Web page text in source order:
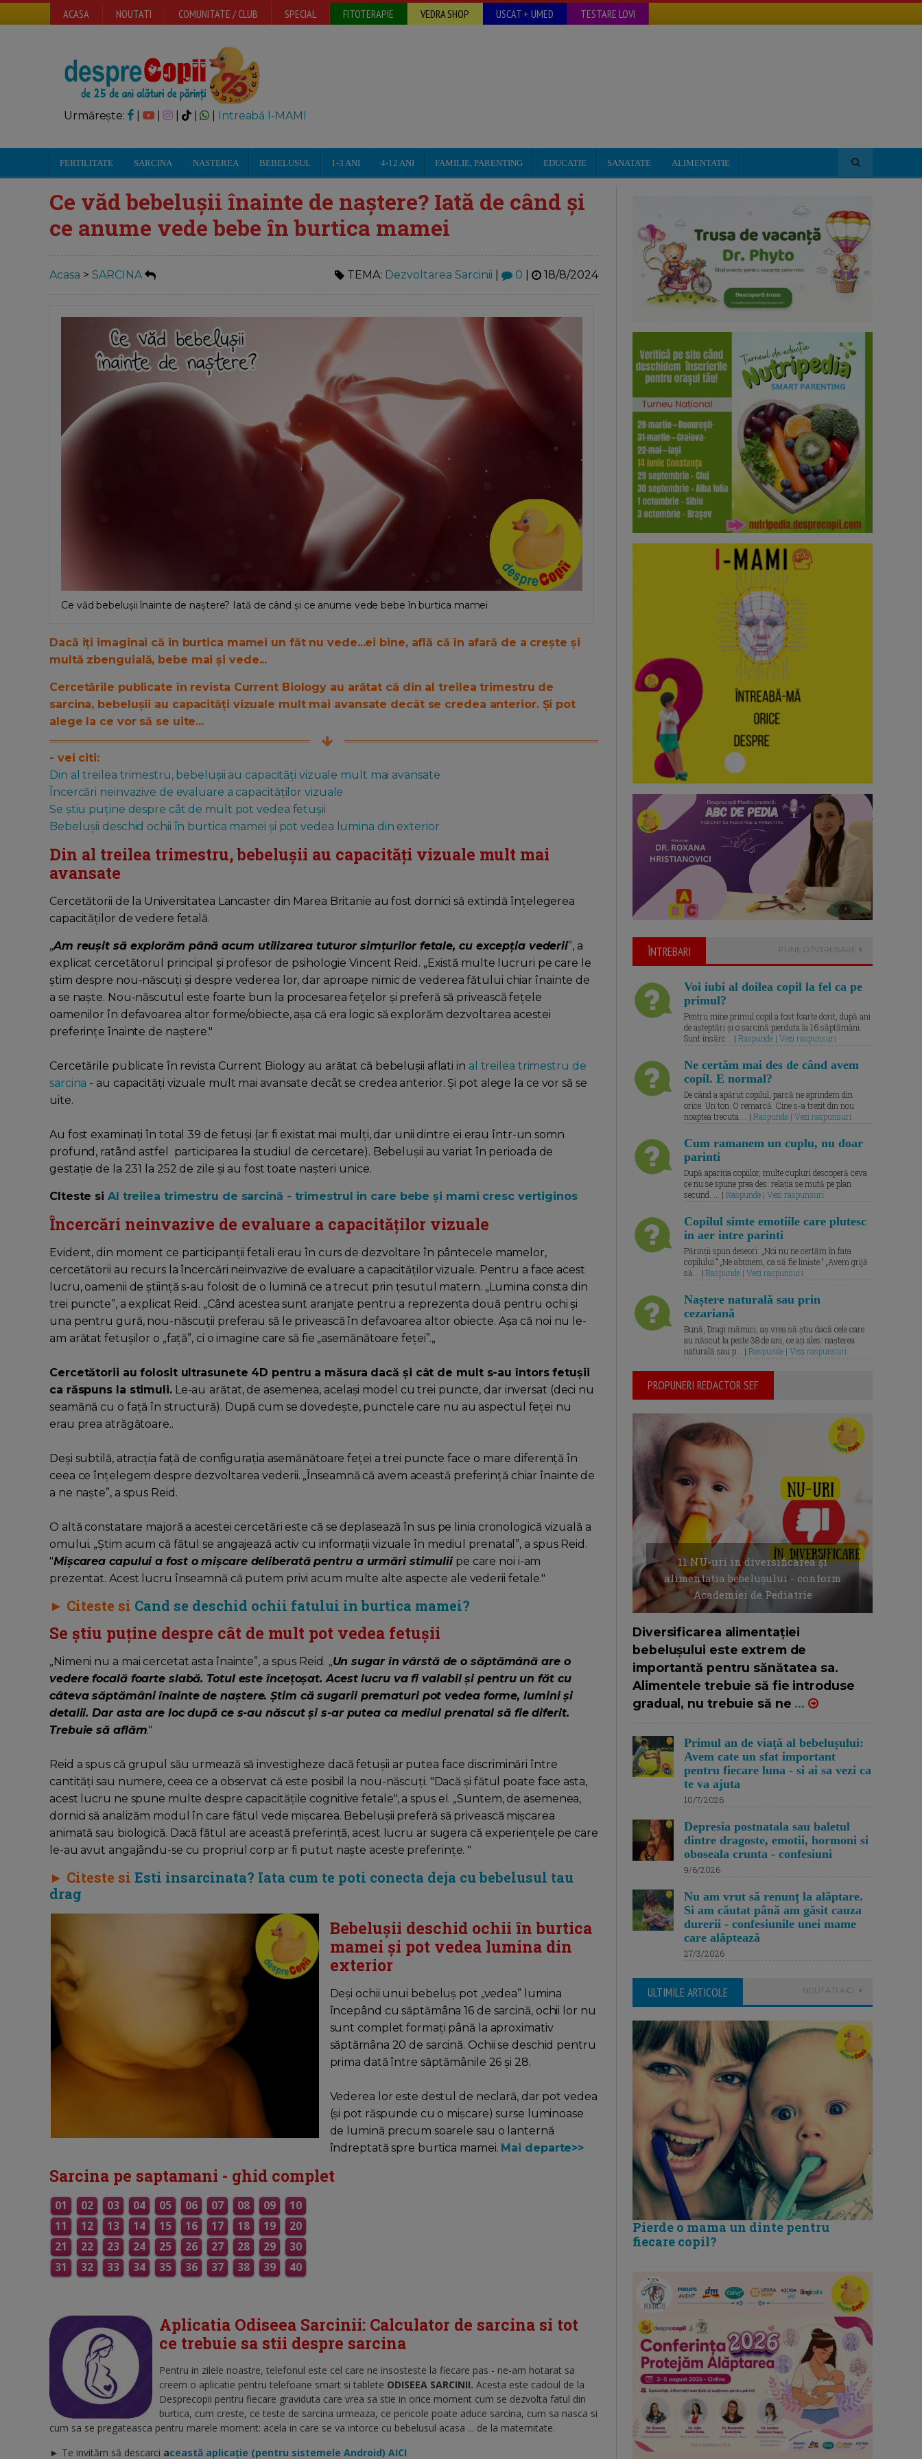
ACASA NOUTATI COMUNITATE / CLUB SPECIAL FITOTERAPIE VEDRA SHOP USCAT + UMED TESTARE LOVI
Urmărește: | | Intreabă I-MAMI
FERTILITATE SARCINA NASTEREA BEBELUSUL 1-3 ANI 4-12 ANI FAMILIE, PARENTING EDUCATIE SANATATE ALIMENTATIE
Ce văd bebelușii înainte de naștere? Iată de când și
ce anume vede bebe în burtica mamei
Acasa > SARCINA TEMA: Dezvoltarea Sarcinii 0 18/8/2024
Ce văd bebelușii înainte de naștere? Iată de când și ce anume vede bebe în burtica mamei
Dacă iți imaginai că in burtica mamei un făt nu vede...ei bine, află că în afară de a crește și
multă zbenguială, bebe mai și vede...
Cercetările publicate în revista Current Biology au arătat că din al treilea trimestru de
sarcina, bebelușii au capacități vizuale mult mai avansate decât se credea anterior. Și pot
alege la ce vor să se uite...
- vei citi:
Din al treilea trimestru, bebelușii au capacități vizuale mult mai avansate
Încercări neinvazive de evaluare a capacităților vizuale
Se știu puține despre cât de mult pot vedea fetușii
Bebelușii deschid ochii în burtica mamei și pot vedea lumina din exterior
Din al treilea trimestru, bebelușii au capacități vizuale mult mai
avansate
Cercetătorii de la Universitatea Lancaster din Marea Britanie au fost dornici să extindă înțelegerea
capacităților de vedere fetală.
„Am reușit să explorăm până acum utilizarea tuturor simțurilor fetale, cu excepția vederii”, a
explicat cercetătorul principal și profesor de psihologie Vincent Reid. „Există multe lucruri pe care le
știm despre nou-născuți și despre vederea lor, dar aproape nimic de vederea fătului chiar înainte de
a se naște. Nou-născutul este foarte bun la procesarea fețelor și preferă să privească fețele
oamenilor în defavoarea altor forme/obiecte, așa că era logic să explorăm dezvoltarea acestei
preferințe înainte de naștere."
Cercetările publicate în revista Current Biology au arătat că bebelușii aflati in al treilea trimestru de
sarcina - au capacități vizuale mult mai avansate decât se credea anterior. Și pot alege la ce vor să se
uite.
Au fost examinați în total 39 de fetuși (ar fi existat mai mulți, dar unii dintre ei erau într-un somn
profund, ratând astfel participarea la studiul de cercetare). Bebelușii au variat în perioada de
gestație de la 231 la 252 de zile și au fost toate nașteri unice.
CIteste si Al treilea trimestru de sarcină - trimestrul in care bebe și mami cresc vertiginos
Încercări neinvazive de evaluare a capacităților vizuale
Evident, din moment ce participanții fetali erau în curs de dezvoltare în pântecele mamelor,
cercetătorii au recurs la încercări neinvazive de evaluare a capacităților vizuale. Pentru a face acest
lucru, oamenii de știință s-au folosit de o lumină ce a trecut prin țesutul matern. „Lumina consta din
trei puncte”, a explicat Reid. „Când acestea sunt aranjate pentru a reprezenta două pentru ochi și
una pentru gură, nou-născuții preferau să le privească în defavoarea altor obiecte. Așa că noi nu le-
am arătat fetușilor o „față”, ci o imagine care să fie „asemănătoare feței”.„
Cercetătorii au folosit ultrasunete 4D pentru a măsura dacă și cât de mult s-au întors fetușii
ca răspuns la stimuli.Le-au arătat, de asemenea, același model cu trei puncte, dar inversat (deci nu
seamănă cu o față în structură). După cum se dovedește, punctele care nu au aspectul feței nu
erau prea atrăgătoare..
Deși subtilă, atracția față de configurația asemănătoare feței a trei puncte face o mare diferență în
ceea ce înțelegem despre dezvoltarea vederii. „Înseamnă că avem această preferință chiar înainte de
a ne naște”, a spus Reid.
O altă constatare majoră a acestei cercetări este că se deplasează în sus pe linia cronologică vizuală a
omului. „Știm acum că fătul se angajează activ cu informații vizuale în mediul prenatal”, a spus Reid.
"Mișcarea capului a fost o mișcare deliberată pentru a urmări stimuliipe care noi i-am
prezentat. Acest lucru înseamnă că putem privi acum multe alte aspecte ale vederii fetale."
► Citeste si Cand se deschid ochii fatului in burtica mamei?
Se știu puține despre cât de mult pot vedea fetușii
„Nimeni nu a mai cercetat asta înainte”, a spus Reid. „Un sugar în vârstă de o săptămână are o
vedere focală foarte slabă. Totul este încețoșat. Acest lucru va fi valabil și pentru un făt cu
câteva săptămâni înainte de naștere. Știm că sugarii prematuri pot vedea forme, lumini și
detalii. Dar asta are loc după ce s-au născut și s-ar putea ca mediul prenatal să fie diferit.
Trebuie să aflăm."
Reid a spus că grupul său urmează să investigheze dacă fetușii ar putea face discriminări între
cantități sau numere, ceea ce a observat că este posibil la nou-născuți. "Dacă și fătul poate face asta,
acest lucru ne spune multe despre capacitățile cognitive fetale", a spus el. „Suntem, de asemenea,
dornici să analizăm modul în care fătul vede mișcarea. Bebelușii preferă să privească mișcarea
animată sau biologică. Dacă fătul are această preferință, acest lucru ar sugera că experiențele pe care
le-au avut angajându-se cu propriul corp ar fi putut naște aceste preferințe. "
► Citeste si Esti insarcinata? Iata cum te poti conecta deja cu bebelusul tau
drag
Bebelușii deschid ochii în burtica
mamei și pot vedea lumina din
exterior
Deși ochii unui bebeluș pot „vedea” lumina
începând cu săptămâna 16 de sarcină, ochii lor nu
sunt complet formați până la aproximativ
săptămâna 20 de sarcină. Ochii se deschid pentru
prima dată între săptămânile 26 și 28.
Vederea lor este destul de neclară, dar pot vedea
(și pot răspunde cu o mișcare) surse luminoase
de lumină precum soarele sau o lanternă
îndreptată spre burtica mamei. Mai departe>>
Sarcina pe saptamani - ghid complet
01 02 03 04 05 06 07 08 09
10
11
12 13 14 15 16 17 18 19
20
21
22 23 24 25 26 27 28 29
30
31
32 33 34 35 36 37 38 39 40
Aplicatia Odiseea Sarcinii: Calculator de sarcina si tot
ce trebuie sa stii despre sarcina
Pentru in zilele noastre, telefonul este cel care ne insosteste la fiecare pas - ne-am hotarat sa
creem o aplicatie pentru telefoane smart si tablete ODISEEA SARCINII. Acesta este cadoul de la
Desprecopii pentru fiecare graviduta care vrea sa stie in orice moment cum se dezvolta fatul din
burtica, cum creste, ce teste de sarcina urmeaza, ce pericole poate aduce sarcina, cum sa nasca si
cum sa se pregateasca pentru marele moment: acela in care se va intorce cu bebelusul acasa ... de la maternitate.
► Te invităm să descarci această aplicație (pentru sistemele Android) AICI
ÎNTREBARI PUNE O ÎNTREBARE
Voi iubi al doilea copil la fel ca pe
primul?
Pentru mine primul copil a fost foarte dorit, după ani
de așteptări și o sarcină pierduta la 16 săptămâni.
Sunt însărc... | Raspunde | Vezi raspunsuri
Ne certăm mai des de când avem
copil. E normal?
De când a apărut copilul, parcă ne aprindem din
orice. Un ton. O remarcă. Cine s-a trezit din nou
noaptea trecuta.... | Raspunde | Vezi raspunsuri
Cum ramanem un cuplu, nu doar
parinti
După apariția copiilor, multe cupluri descoperă ceva
ce nu se spune prea des: relația se mută pe plan
secund. ... | Raspunde | Vezi raspunsuri
Copilul simte emotiile care plutesc
in aer intre parinti
Părinții spun deseori: „Noi nu ne certăm în fața
copilului.” „Ne abținem, ca să fie liniște.” „Avem grijă
să... | Raspunde | Vezi raspunsuri
Naștere naturală sau prin
cezariană
Bună, Dragi mămici, aș vrea să știu dacă cele care
au născut la peste 38 de ani, ce ați ales: nașterea
naturală sau p... | Raspunde | Vezi raspunsuri
PROPUNERI REDACTOR SEF
11 NU-uri in diversificarea și
alimentația bebelușului - conform
Academiei de Pediatrie
Diversificarea alimentației
bebelușului este extrem de
importantă pentru sănătatea sa.
Alimentele trebuie să fie introduse
gradual, nu trebuie să ne ...
Primul an de viață al bebelușului:
Avem cate un sfat important
pentru fiecare luna - si ai sa vezi ca
te va ajuta
10/7/2026
Depresia postnatala sau baletul
dintre dragoste, emotii, hormoni si
oboseala crunta - confesiuni
9/6/2026
Nu am vrut să renunț la alăptare.
Si am căutat până am găsit cauza
durerii - confesiunile unei mame
care alăptează
27/3/2026
ULTIMILE ARTICOLE NOUTATI AICI
Pierde o mama un dinte pentru
fiecare copil?